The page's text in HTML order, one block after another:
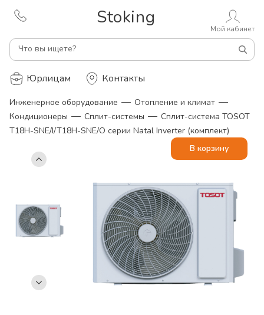
Stoking
Что вы ищете?
Мой кабинет
Юрлицам Контакты
Инженерное оборудование — Отопление и климат —
Кондиционеры — Сплит-системы — Сплит-система TOSOT
T18H-SNE/I/T18H-SNE/O серии Natal Inverter (комплект)
В корзину